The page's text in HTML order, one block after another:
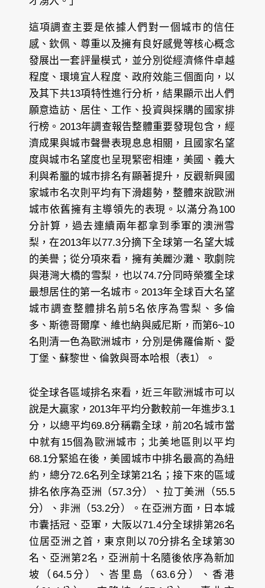
這項調查主要是依據人們對一個城市的信任
感、欽佩、尊重以及擁有良好感覺等核心概念
發展出一套評量模式，並分別從經濟條件卓越
程度、環境宜人程度、政府效能三個面向，以
及其下共13項特性進行分析，結果顯示出人們
願意造訪、居住、工作、投資與採購的國家排
行榜。2013年調查報告整體重要發現包含，經
濟成果與城市聲譽表現息息相關，且國家名望
度與城市名望度也呈現緊密相連，美國、義大
利與希臘的城市排名有顯著提升，反觀新興國
家城市名次則平均有下滑趨勢，整體來說歐洲
城市依舊擁有主導領先的表現。以滿分為100
分計算，過去連續兩年都拿到季軍的澳洲雪
梨，在2013年以77.3分摘下全球第一名望大城
的美譽；從分項來看，擁有美麗沙灘、歌劇院
與港灣大橋的雪梨，也以74.7分同時榮獲全球
最想居住的第一名城市。2013年全球百大名望
城市調查整體排名前5名依序為雪梨、多倫
多、斯德哥爾摩、維也納與威尼斯，而第6~10
名則清一色為歐洲城市，分別是佛羅倫斯、愛
丁堡、蘇黎世、倫敦與哥本哈根（表1）。
從全球各區域排名來看，近三年歐洲城市可以
說是大贏家，2013年平均分數較前一年進步3.1
分，以總平均69.8分稱霸全球，前20名城市當
中就有15個為歐洲城市；北美地區則以平均
68.1分緊追在後，美國城市中排名最高的為紐
約，總分72.6名列全球第21名；接下來的區域
排名依序為亞洲（57.3分）、拉丁美洲（55.5
分）、非洲（53.2分）。在亞洲方面，日本城
市囊括冠、亞軍，大阪以71.4分全球排第26名
位居亞洲之首，東京則以70分排名全球第30
名、亞洲第2名，亞洲前十名隨後依序為新加
坡（64.5分）、峇里島（63.6分）、香港